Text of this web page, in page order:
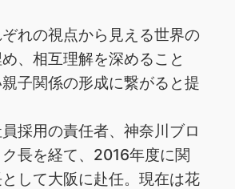
れの視点から見える世界の
、相互理解を深めること
子関係の形成に繋がると提
採用の責任者、神奈川ブロ
長を経て、2016年度に関
して大阪に赴任。現在は花